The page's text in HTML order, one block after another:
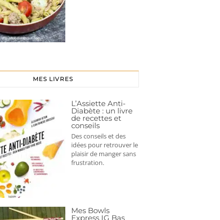
MES LIVRES
L’Assiette Anti-
Diabète : un livre
de recettes et
conseils
Des conseils et des
idées pour retrouver le
plaisir de manger sans
frustration.
Mes Bowls
Express IG Bas